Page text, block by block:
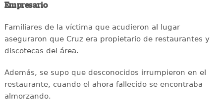
Empresario
Familiares de la víctima que acudieron al lugar
aseguraron que Cruz era propietario de restaurantes y
discotecas del área.
Además, se supo que desconocidos irrumpieron en el
restaurante, cuando el ahora fallecido se encontraba
almorzando.